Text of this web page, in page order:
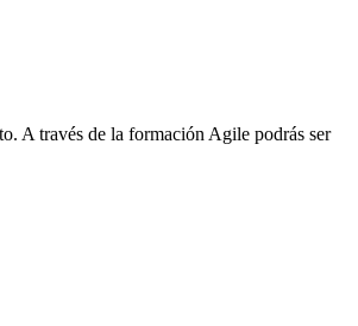
A través de la formación Agile podrás ser